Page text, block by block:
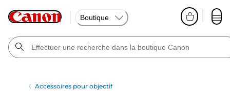
Boutique
Accessoires pour objectif